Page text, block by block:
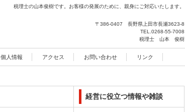
税理士の山本俊樹です。お客様の発展のために、親身にご対応いたします。
〒386-0407 長野県上田市長瀬3623-8
TEL. 0268-55-7008
税理士 山本 俊樹
個人情報 アクセス お問い合わせ リンク
経営に役立つ情報や雑談